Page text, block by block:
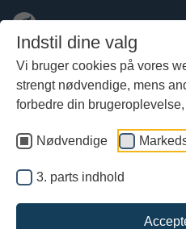
Indstil dine valg
Vi bruger cookies på vores
strengt nødvendige, mens
forbedre din
Nødvendige
3. parts indhold
indhold
første forrige 12 / 12
Uddrag af skibets logbog
Søndag den 1. juli.
Kl. 16:00. Afgang fra